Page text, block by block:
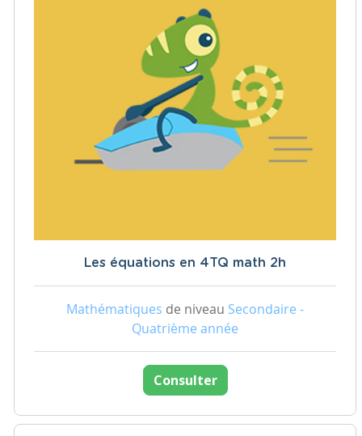
Les équations en 4TQ math 2h
Mathématiques de niveau Secondaire -
Quatrième année
Consulter